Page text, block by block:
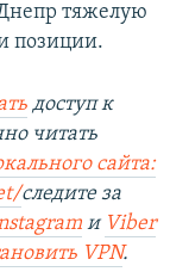
тяжелую
позиции.
доступ к
читать
сайта:
следите за
и Viber
VPN.